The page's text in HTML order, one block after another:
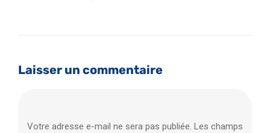
Laisser un commentaire
Votre adresse e-mail ne sera pas publiée. Les champs